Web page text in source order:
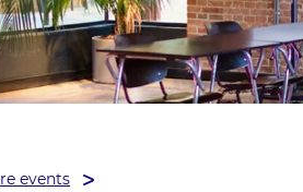
events